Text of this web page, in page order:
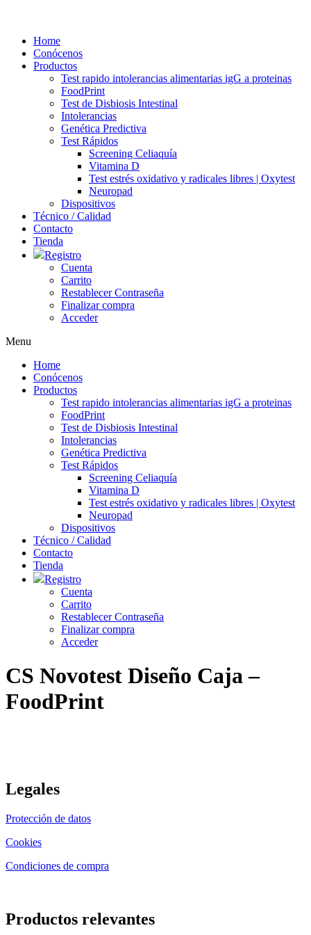
contenidoHome
Conócenos
Productos
Test rapido intolerancias alimentarias igG a proteinas
FoodPrint
Test de Disbiosis Intestinal
Intolerancias
Genética Predictiva
Test Rápidos
Screening Celiaquía
Vitamina D
Test estrés oxidativo y radicales libres | Oxytest
Neuropad
Dispositivos
Técnico / Calidad
Contacto
Tienda
Registro
Cuenta
Carrito
Restablecer Contraseña
Finalizar compra
Acceder
Menu
Home
Conócenos
Productos
Test rapido intolerancias alimentarias igG a proteinas
FoodPrint
Test de Disbiosis Intestinal
Intolerancias
Genética Predictiva
Test Rápidos
Screening Celiaquía
Vitamina D
Test estrés oxidativo y radicales libres | Oxytest
Neuropad
Dispositivos
Técnico / Calidad
Contacto
Tienda
Registro
Cuenta
Carrito
Restablecer Contraseña
Finalizar compra
Acceder
CS Novotest Diseño Caja –
FoodPrint
Legales
Protección de datos
Cookies
Condiciones de compra
Productos relevantes